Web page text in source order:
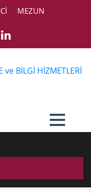
MEZUN
ve BİLGİ HİZMETLERİ